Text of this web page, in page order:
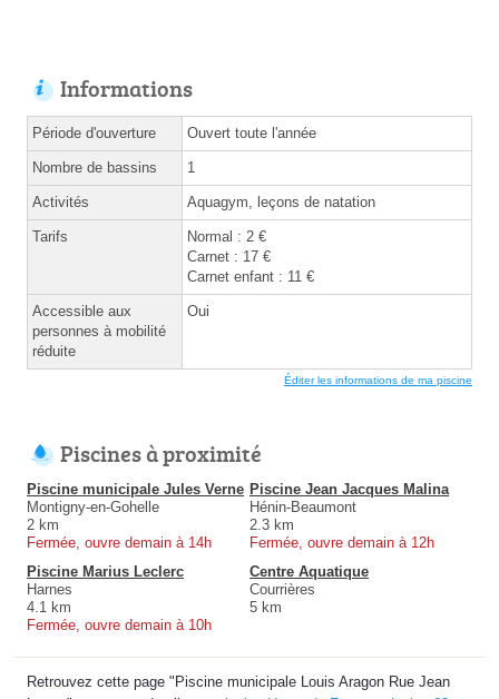
Informations
Période d'ouverture Ouvert toute l'année
Nombre de bassins 1
Activités Aquagym, leçons de natation
Tarifs
Normal : 2 €
Carnet : 17 €
Carnet enfant : 11 €
Accessible aux
personnes à mobilité
réduite
Oui
Éditer les informations de ma piscine
Piscines à proximité
Piscine municipale Jules Verne
Montigny-en-Gohelle
2 km
Fermée, ouvre demain à 14h
Piscine Jean Jacques Malina
Hénin-Beaumont
2.3 km
Fermée, ouvre demain à 12h
Piscine Marius Leclerc
Harnes
4.1 km
Fermée, ouvre demain à 10h
Centre Aquatique
Courrières
5 km
Retrouvez cette page "Piscine municipale Louis Aragon Rue Jean